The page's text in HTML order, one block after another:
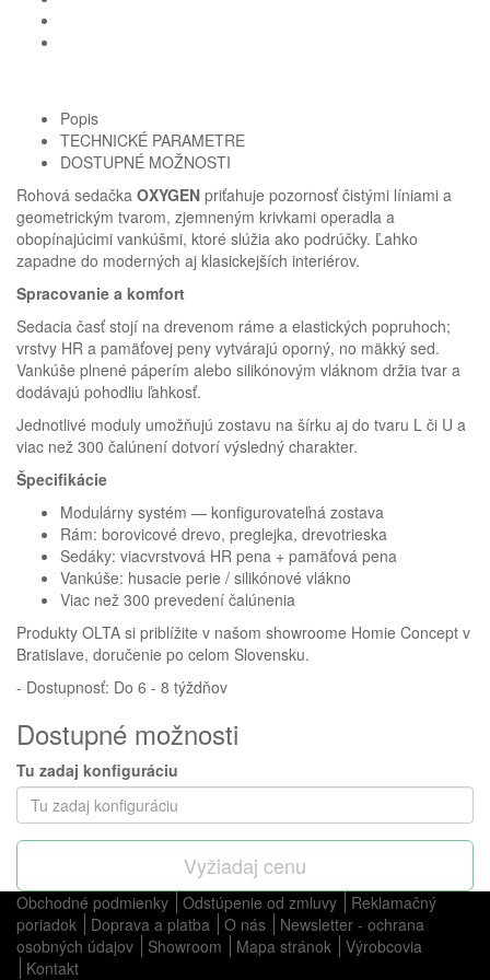
Popis
TECHNICKÉ PARAMETRE
DOSTUPNÉ MOŽNOSTI
Rohová sedačka OXYGEN priťahuje pozornosť čistými líniami a
geometrickým tvarom, zjemneným krivkami operadla a
obopínajúcimi vankúšmi, ktoré slúžia ako podrúčky. Ľahko
zapadne do moderných aj klasickejších interiérov.
Spracovanie a komfort
Sedacia časť stojí na drevenom ráme a elastických popruhoch;
vrstvy HR a pamäťovej peny vytvárajú oporný, no mäkký sed.
Vankúše plnené páperím alebo silikónovým vláknom držia tvar a
dodávajú pohodliu ľahkosť.
Jednotlivé moduly umožňujú zostavu na šírku aj do tvaru L či U a
viac než 300 čalúnení dotvorí výsledný charakter.
Špecifikácie
Modulárny systém — konfigurovateľná zostava
Rám: borovicové drevo, preglejka, drevotrieska
Sedáky: viacvrstvová HR pena + pamäťová pena
Vankúše: husacie perie / silikónové vlákno
Viac než 300 prevedení čalúnenia
Produkty OLTA si priblížite v našom showroome Homie Concept v
Bratislave, doručenie po celom Slovensku.
- Dostupnosť: Do 6 - 8 týždňov
Dostupné možnosti
Tu zadaj konfiguráciu
Vyžiadaj cenu
Obchodné podmienky Odstúpenie od zmluvy
Reklamačný
poriadok
Doprava a platba O nás
Newsletter - ochrana
osobných údajov
Showroom Mapa stránok
Výrobcovia
Kontakt
Homie Asistent
ODBORNÝ PORADCA